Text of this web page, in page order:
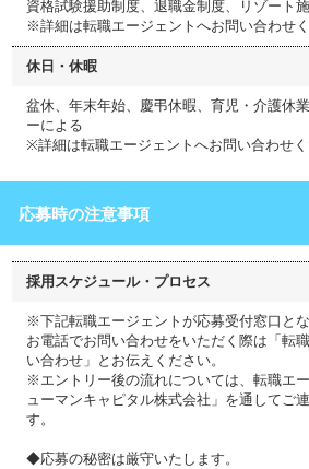
資格試験援助制度、退職金制度、リゾート施
※詳細は転職エージェントへお問い合わせく
休日・休暇
盆休、年末年始、慶弔休暇、育児・介護休
ーによる
※詳細は転職エージェントへお問い合わせく
応募時の注意事項
採用スケジュール・プロセス
※下記転職エージェントが応募受付窓口とな
お電話でお問い合わせをいただく際は「転
い合わせ」とお伝えください。
※エントリー後の流れについては、転職エ
ューマンキャピタル株式会社」を通してご
す。
◆応募の秘密は厳守いたします。